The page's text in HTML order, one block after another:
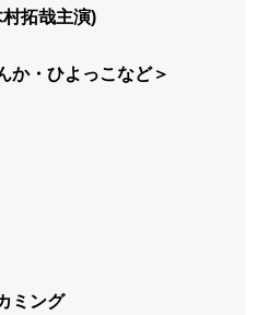
拓哉主演)
か・ひよっこなど＞
ミング